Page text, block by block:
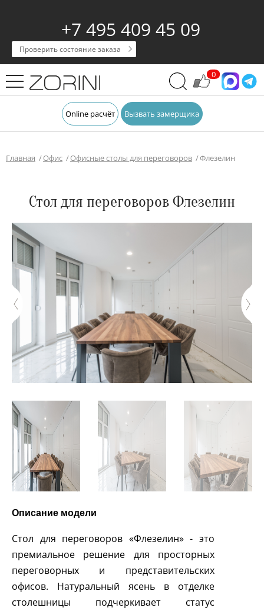
+7 495 409 45 09
Проверить состояние заказа
0
Online расчёт Вызвать замерщика
Главная Офис Офисные столы для переговоров Флезелин
Стол для переговоров Флезелин
Описание модели
Стол для переговоров «Флезелин» - это
премиальное решение для просторных
переговорных и представительских
офисов. Натуральный ясень в отделке
столешницы подчеркивает статус